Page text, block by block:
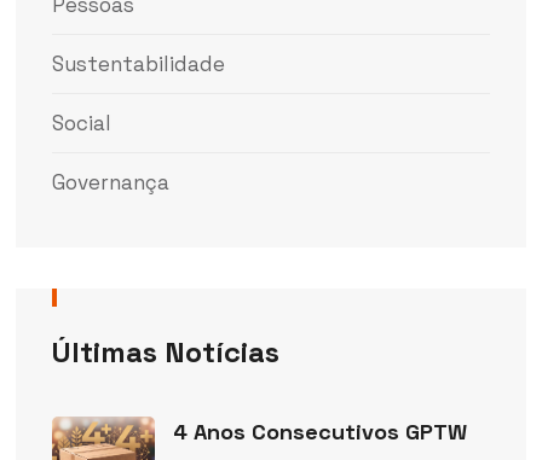
Sustentabilidade
Social
Governança
Últimas Notícias
4 Anos Consecutivos GPTW